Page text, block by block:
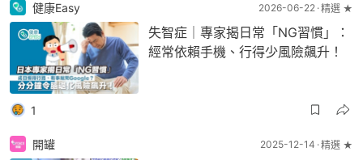
健康Easy 2026-06-22 精選 ★
失智症｜專家揭日常「NG習慣」：
經常依賴手機、行得少風險飆升！
1
開罐 2025-12-14 精選 ★